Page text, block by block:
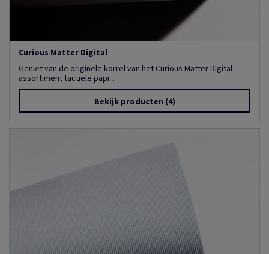
Curious Matter Digital
Geniet van de originele korrel van het Curious Matter Digital
assortiment tactiele papi...
Bekijk producten (4)